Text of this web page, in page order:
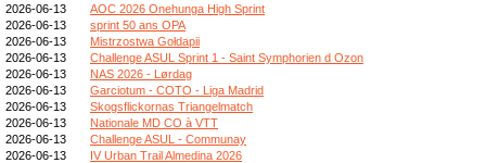
2026-06-13
AOC 2026 Onehunga High Sprint
2026-06-13
sprint 50 ans OPA
2026-06-13
Mistrzostwa Gołdapii
2026-06-13
Challenge ASUL Sprint 1 - Saint Symphorien d Ozon
2026-06-13
NAS 2026 - Lørdag
2026-06-13
Garciotum - COTO - Liga Madrid
2026-06-13
Skogsflickornas Triangelmatch
2026-06-13
Nationale MD CO à VTT
2026-06-13
Challenge ASUL - Communay
2026-06-13
IV Urban Trail Almedina 2026